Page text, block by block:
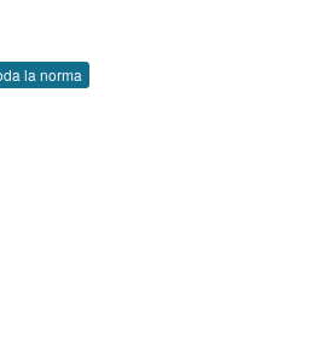
la norma